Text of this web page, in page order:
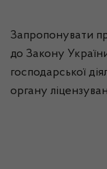
Запропонувати
до Закону
господарської
органу